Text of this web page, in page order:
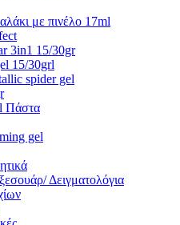
με πινέλο 17ml
3in1 15/30gr
15/30grl
spider gel
Πάστα
gel
Δειγματολόγια